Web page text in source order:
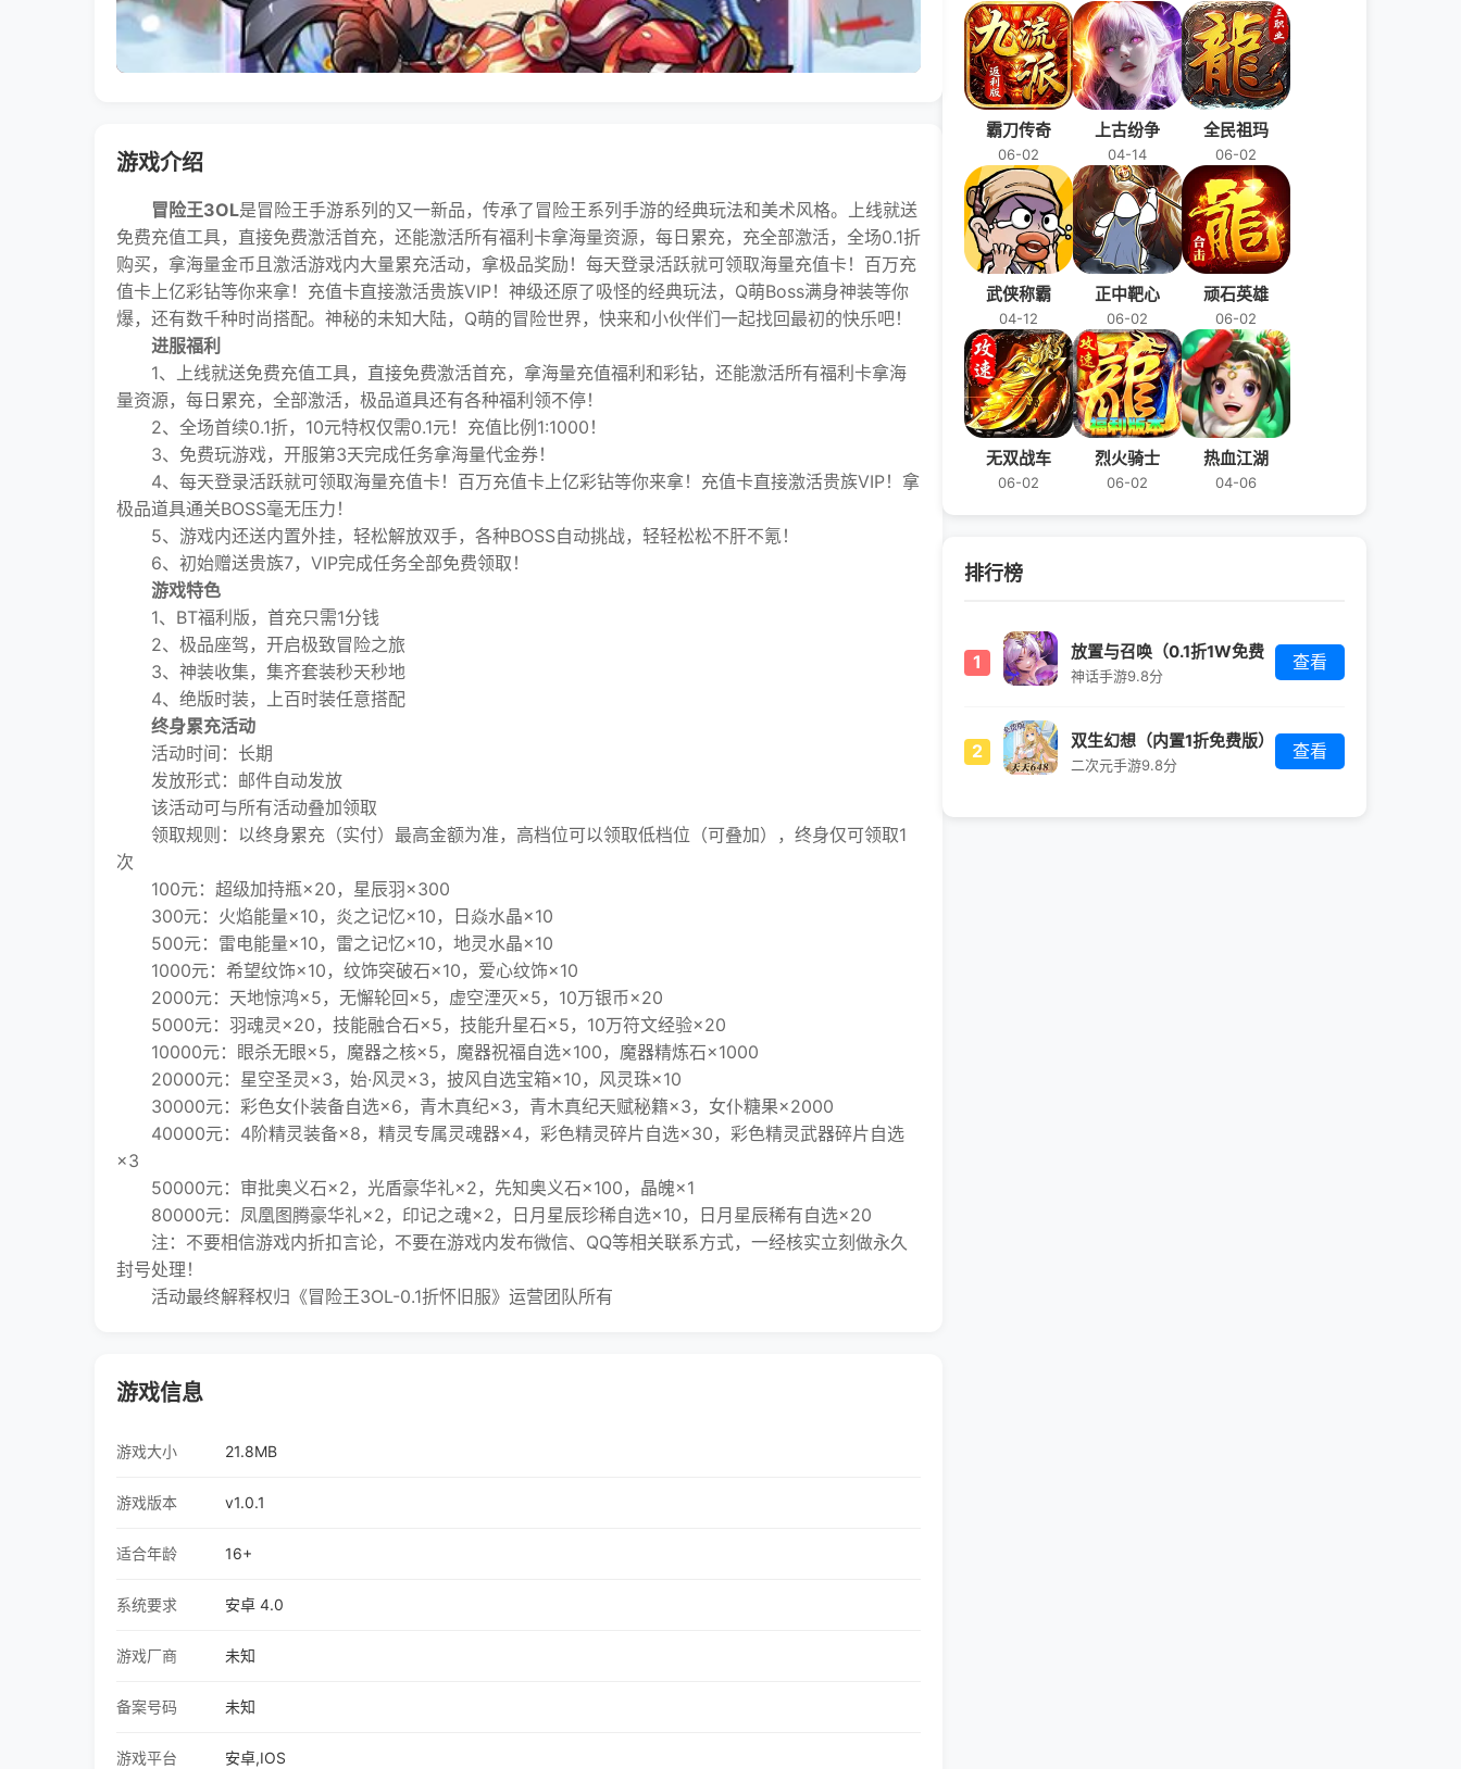
游戏介绍
冒险王3OL是冒险王手游系列的又一新品，传承了冒险王系列手游的经典玩法和美术风格。上线就送
免费充值工具，直接免费激活首充，还能激活所有福利卡拿海量资源，每日累充，充全部激活，全场0.1折
购买，拿海量金币且激活游戏内大量累充活动，拿极品奖励！每天登录活跃就可领取海量充值卡！百万充
值卡上亿彩钻等你来拿！充值卡直接激活贵族VIP！神级还原了吸怪的经典玩法，Q萌Boss满身神装等你
爆，还有数千种时尚搭配。神秘的未知大陆，Q萌的冒险世界，快来和小伙伴们一起找回最初的快乐吧！
进服福利
1、上线就送免费充值工具，直接免费激活首充，拿海量充值福利和彩钻，还能激活所有福利卡拿海
量资源，每日累充，全部激活，极品道具还有各种福利领不停！
2、全场首续0.1折，10元特权仅需0.1元！充值比例1:1000！
3、免费玩游戏，开服第3天完成任务拿海量代金券！
4、每天登录活跃就可领取海量充值卡！百万充值卡上亿彩钻等你来拿！充值卡直接激活贵族VIP！拿
极品道具通关BOSS毫无压力！
5、游戏内还送内置外挂，轻松解放双手，各种BOSS自动挑战，轻轻松松不肝不氪！
6、初始赠送贵族7，VIP完成任务全部免费领取！
游戏特色
1、BT福利版，首充只需1分钱
2、极品座驾，开启极致冒险之旅
3、神装收集，集齐套装秒天秒地
4、绝版时装，上百时装任意搭配
终身累充活动
活动时间：长期
发放形式：邮件自动发放
该活动可与所有活动叠加领取
领取规则：以终身累充（实付）最高金额为准，高档位可以领取低档位（可叠加），终身仅可领取1
次
100元：超级加持瓶×20，星辰羽×300
300元：火焰能量×10，炎之记忆×10，日焱水晶×10
500元：雷电能量×10，雷之记忆×10，地灵水晶×10
1000元：希望纹饰×10，纹饰突破石×10，爱心纹饰×10
2000元：天地惊鸿×5，无懈轮回×5，虚空湮灭×5，10万银币×20
5000元：羽魂灵×20，技能融合石×5，技能升星石×5，10万符文经验×20
10000元：眼杀无眼×5，魔器之核×5，魔器祝福自选×100，魔器精炼石×1000
20000元：星空圣灵×3，始·风灵×3，披风自选宝箱×10，风灵珠×10
30000元：彩色女仆装备自选×6，青木真纪×3，青木真纪天赋秘籍×3，女仆糖果×2000
40000元：4阶精灵装备×8，精灵专属灵魂器×4，彩色精灵碎片自选×30，彩色精灵武器碎片自选
×3
50000元：审批奥义石×2，光盾豪华礼×2，先知奥义石×100，晶魄×1
80000元：凤凰图腾豪华礼×2，印记之魂×2，日月星辰珍稀自选×10，日月星辰稀有自选×20
注：不要相信游戏内折扣言论，不要在游戏内发布微信、QQ等相关联系方式，一经核实立刻做永久
封号处理！
活动最终解释权归《冒险王3OL-0.1折怀旧服》运营团队所有
游戏信息
游戏大小 21.8MB
游戏版本 v1.0.1
适合年龄 16+
系统要求 安卓 4.0
游戏厂商 未知
备案号码 未知
游戏平台 安卓,IOS
霸刀传奇
06-02
上古纷争
04-14
全民祖玛
06-02
武侠称霸
04-12
正中靶心
06-02
顽石英雄
06-02
无双战车
06-02
烈火骑士
06-02
热血江湖
04-06
排行榜
1
放置与召唤（0.1折1W免费
版）
神话手游9.8分
查看
2 双生幻想（内置1折免费版）
二次元手游9.8分
查看